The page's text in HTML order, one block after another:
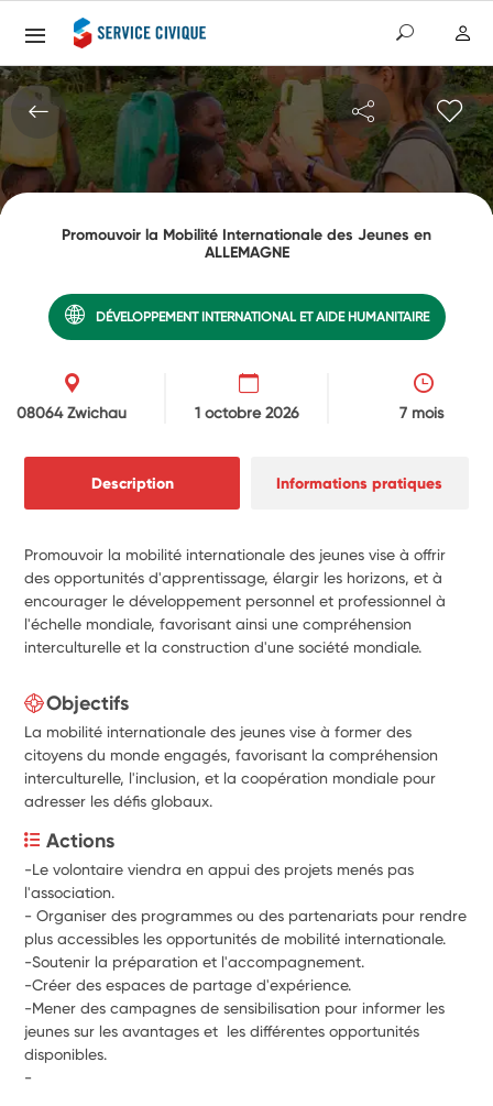
Promouvoir la Mobilité Internationale des Jeunes en
ALLEMAGNE
DÉVELOPPEMENT INTERNATIONAL ET AIDE HUMANITAIRE
08064 Zwichau 1 octobre 2026 7 mois
Description Informations pratiques
Promouvoir la mobilité internationale des jeunes vise à offrir
des opportunités d'apprentissage, élargir les horizons, et à
encourager le développement personnel et professionnel à
l'échelle mondiale, favorisant ainsi une compréhension
interculturelle et la construction d'une société mondiale.
Objectifs
La mobilité internationale des jeunes vise à former des
citoyens du monde engagés, favorisant la compréhension
interculturelle, l'inclusion, et la coopération mondiale pour
adresser les défis globaux.
Actions
-Le volontaire viendra en appui des projets menés pas
- Organiser des programmes ou des partenariats pour rendre
plus accessibles les opportunités de mobilité internationale.
-Soutenir la préparation et l'accompagnement.
-Créer des espaces de partage d'expérience.
-Mener des campagnes de sensibilisation pour informer les
jeunes sur les avantages et  les différentes opportunités
disponibles.
-